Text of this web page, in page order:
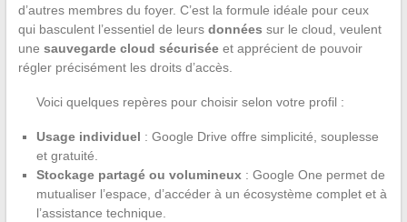
d’autres membres du foyer. C’est la formule idéale pour ceux
qui basculent l’essentiel de leurs données sur le cloud, veulent
une sauvegarde cloud sécuriséeet apprécient de pouvoir
régler précisément les droits d’accès.
Voici quelques repères pour choisir selon votre profil :
Usage individuel : Google Drive offre simplicité, souplesse
et gratuité.
Stockage partagé ou volumineux: Google One permet de
mutualiser l’espace, d’accéder à un écosystème complet et à
l’assistance technique.